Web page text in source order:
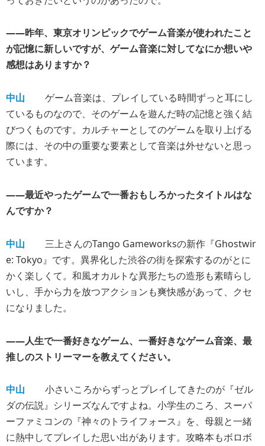
――昨年、東京オリンピックでゲーム音楽が使われたこと
が記憶に新しいですが、ゲーム音楽に対してなにか想いや
感想はありますか？
中山
ゲーム音楽は、プレイしている時間ずっと耳にし
ているものなので、そのゲームを遊んだ時の記憶と強く結
びつくものです。カルチャーとしてのゲームを取り上げる
際には、その中の重要な要素として音楽は外せないと思っ
ています。
――最近やったゲームで一番おもしろかったタイトルはな
んですか？
中山
三上さんのTango Gameworksの新作『Ghostwir
e: Tokyo』です。異界化した渋谷の街を探索するのがとに
かく楽しくて。和風オカルトな異形たちの造形も素晴らし
いし、手から力を放つアクションも爽快感があって、クセ
になりました。
――人生で一番好きなゲーム、一番好きなゲーム音楽、最
推しのストリーマーを教えてください。
中山
小さいころからずっとプレイしてきたのが『ゼル
ダの伝説』シリーズなんですよね。小学生のころ、スーパ
ーファミコンの『神々のトライフォース』を、母親と一緒
に熱中してプレイした思い出があります。攻略本もボロボ